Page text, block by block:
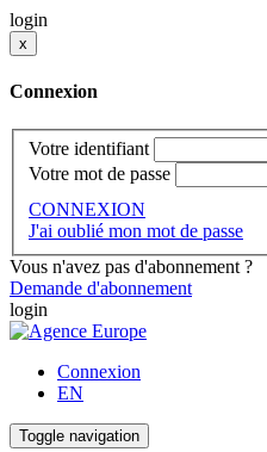
login
x
Connexion
Votre identifiant
Votre mot de passe
CONNEXION
J'ai oublié mon mot de passe
Vous n'avez pas d'abonnement ?
Demande d'abonnement
login
Connexion
EN
Toggle navigation